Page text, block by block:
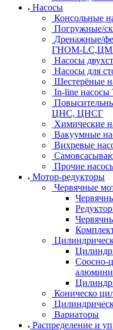
Насосы
Консольные
Погружные/
Дренажные/
ГНОМ-
Насосы
Насосы для
Шестерёные
In-line
ЦНС, ЦНСГ
Химические
Вакуумные
Вихревые
Прочие
Мотор-редукторы
Червячные
Соосно-
Коническо
Вариаторы
Распределение и